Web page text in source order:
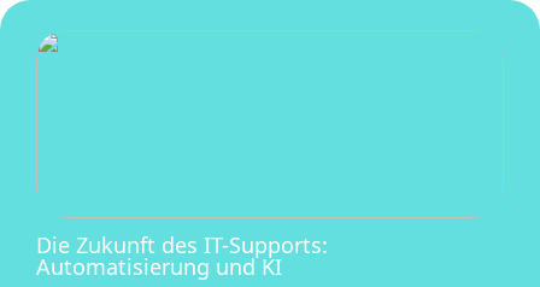
Die Zukunft des IT-Supports:
Automatisierung und KI